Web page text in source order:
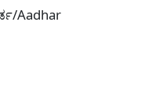
Aadhar